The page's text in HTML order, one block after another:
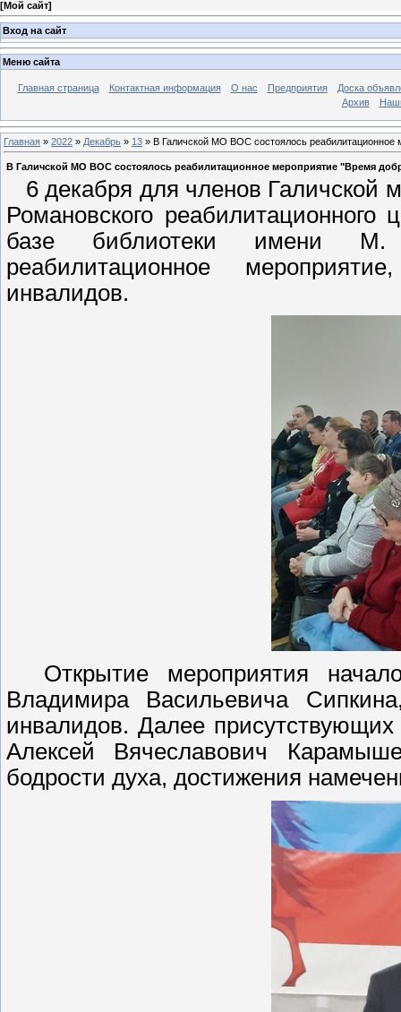
[Мой сайт]
Вход на сайт
Меню сайта
Главная страница Контактная информация О нас Предприятия
Доска
Архив
Главная » 2022 » Декабрь » 13 » В Галичской МО ВОС состоялось реабилитационное
В Галичской МО ВОС состоялось реабилитационное мероприятие "Время
6 декабря для членов Галичской
Романовского
базе библиотеки имени М.
реабилитационное
инвалидов.
Открытие мероприятия
Владимира Васильевича
инвалидов. Далее присутствующих
Алексей Вячеславович
бодрости духа, достижения